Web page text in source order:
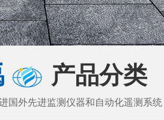
产品分类
国外先进监测仪器和自动化遥测系统
186-6365-3723